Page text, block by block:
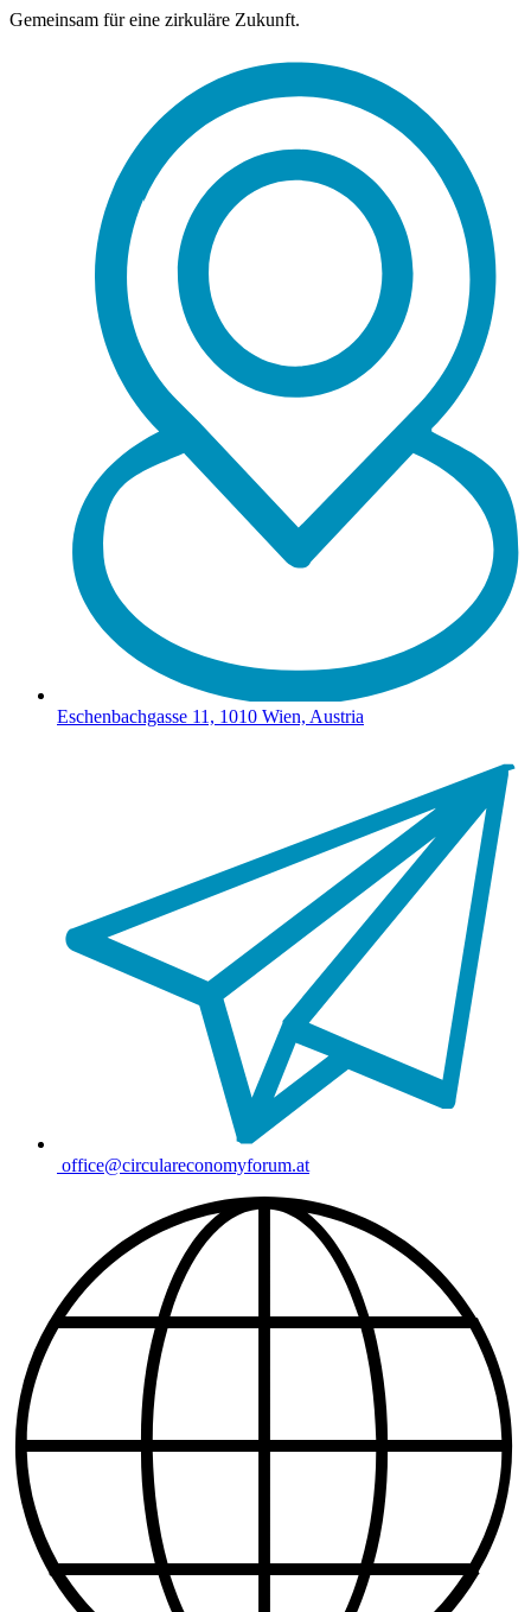
Gemeinsam für eine zirkuläre Zukunft.
Eschenbachgasse 11, 1010 Wien, Austria
office@circulareconomyforum.at